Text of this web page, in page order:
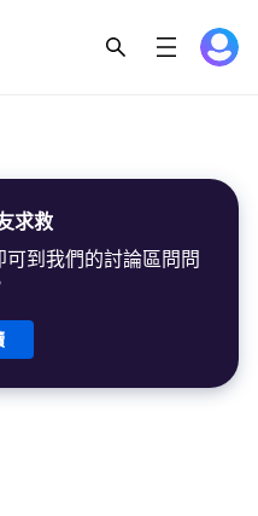
求救
到我們的討論區問問